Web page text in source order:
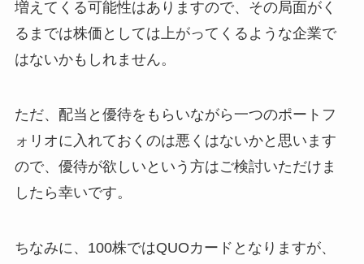
増えてくる可能性はありますので、その局面がく
るまでは株価としては上がってくるような企業で
はないかもしれません。
ただ、配当と優待をもらいながら一つのポートフ
ォリオに入れておくのは悪くはないかと思います
ので、優待が欲しいという方はご検討いただけま
したら幸いです。
ちなみに、100株ではQUOカードとなりますが、